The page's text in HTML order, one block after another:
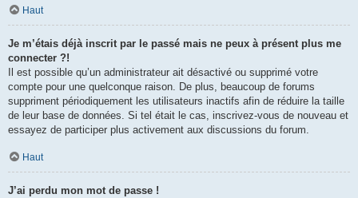
Haut
Je m’étais déjà inscrit par le passé mais ne peux à présent plus me
connecter ?!
Il est possible qu’un administrateur ait désactivé ou supprimé votre
compte pour une quelconque raison. De plus, beaucoup de forums
suppriment périodiquement les utilisateurs inactifs afin de réduire la taille
de leur base de données. Si tel était le cas, inscrivez-vous de nouveau et
essayez de participer plus activement aux discussions du forum.
Haut
J’ai perdu mon mot de passe !